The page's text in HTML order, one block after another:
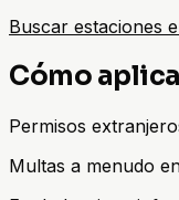
Buscar estaciones
Cómo
Permisos
Multas a menudo